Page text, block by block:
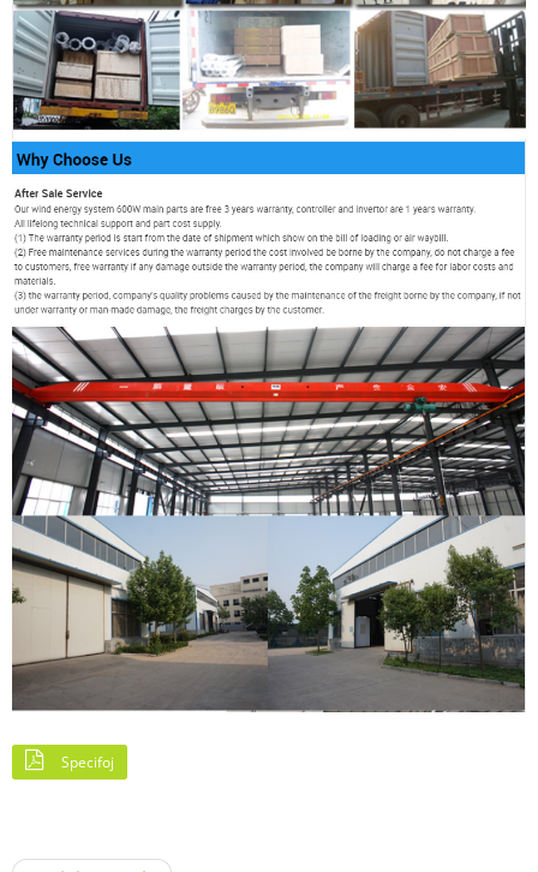
Specifoj
pasvorton
Sendu